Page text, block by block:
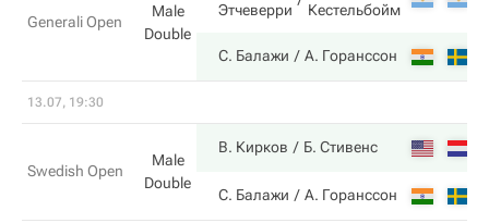
Generali Open
Male
Double
Этчеверри
Кестельбойм
С. Балажи А. Горанссон
13.07, 19:30
Swedish Open
Male
Double
В. Кирков Б. Стивенс
С. Балажи А. Горанссон